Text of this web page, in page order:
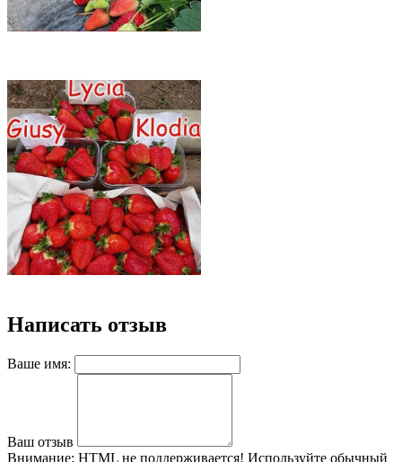
Написать отзыв
Ваше имя:
Ваш отзыв
Внимание: HTML не поддерживается! Используйте обычный